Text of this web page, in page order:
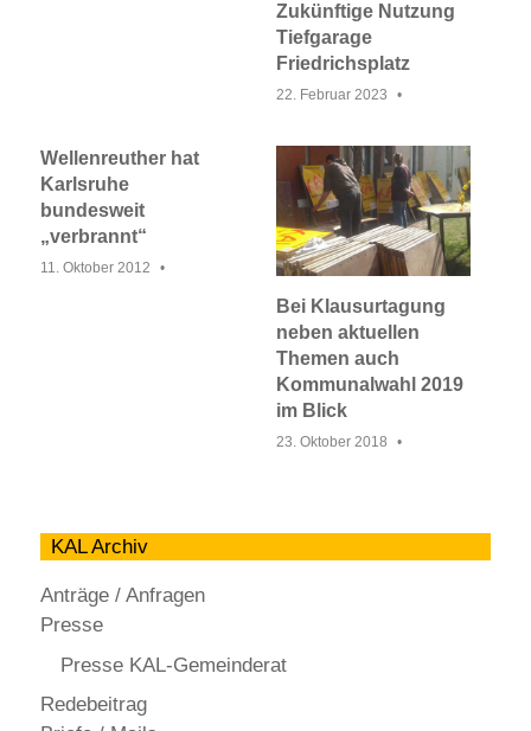
Zukünftige Nutzung
Tiefgarage
Friedrichsplatz
22. Februar 2023
Wellenreuther hat
Karlsruhe
bundesweit
„verbrannt“
11. Oktober 2012
Bei Klausurtagung
neben aktuellen
Themen auch
Kommunalwahl 2019
im Blick
23. Oktober 2018
KAL Archiv
Anträge / Anfragen
Presse
Presse KAL-Gemeinderat
Redebeitrag